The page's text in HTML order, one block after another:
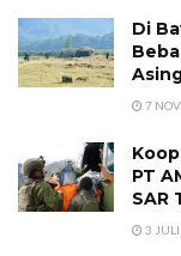
Di
7
PT
SAR
3